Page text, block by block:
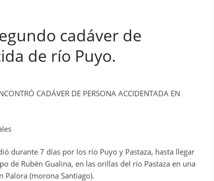
cadáver de
de río Puyo.
CADÁVER DE PERSONA ACCIDENTADA EN
durante 7 días por los río Puyo y Pastaza, hasta llegar
de Rubén Gualina, en las orillas del río Pastaza en una
(morona Santiago).